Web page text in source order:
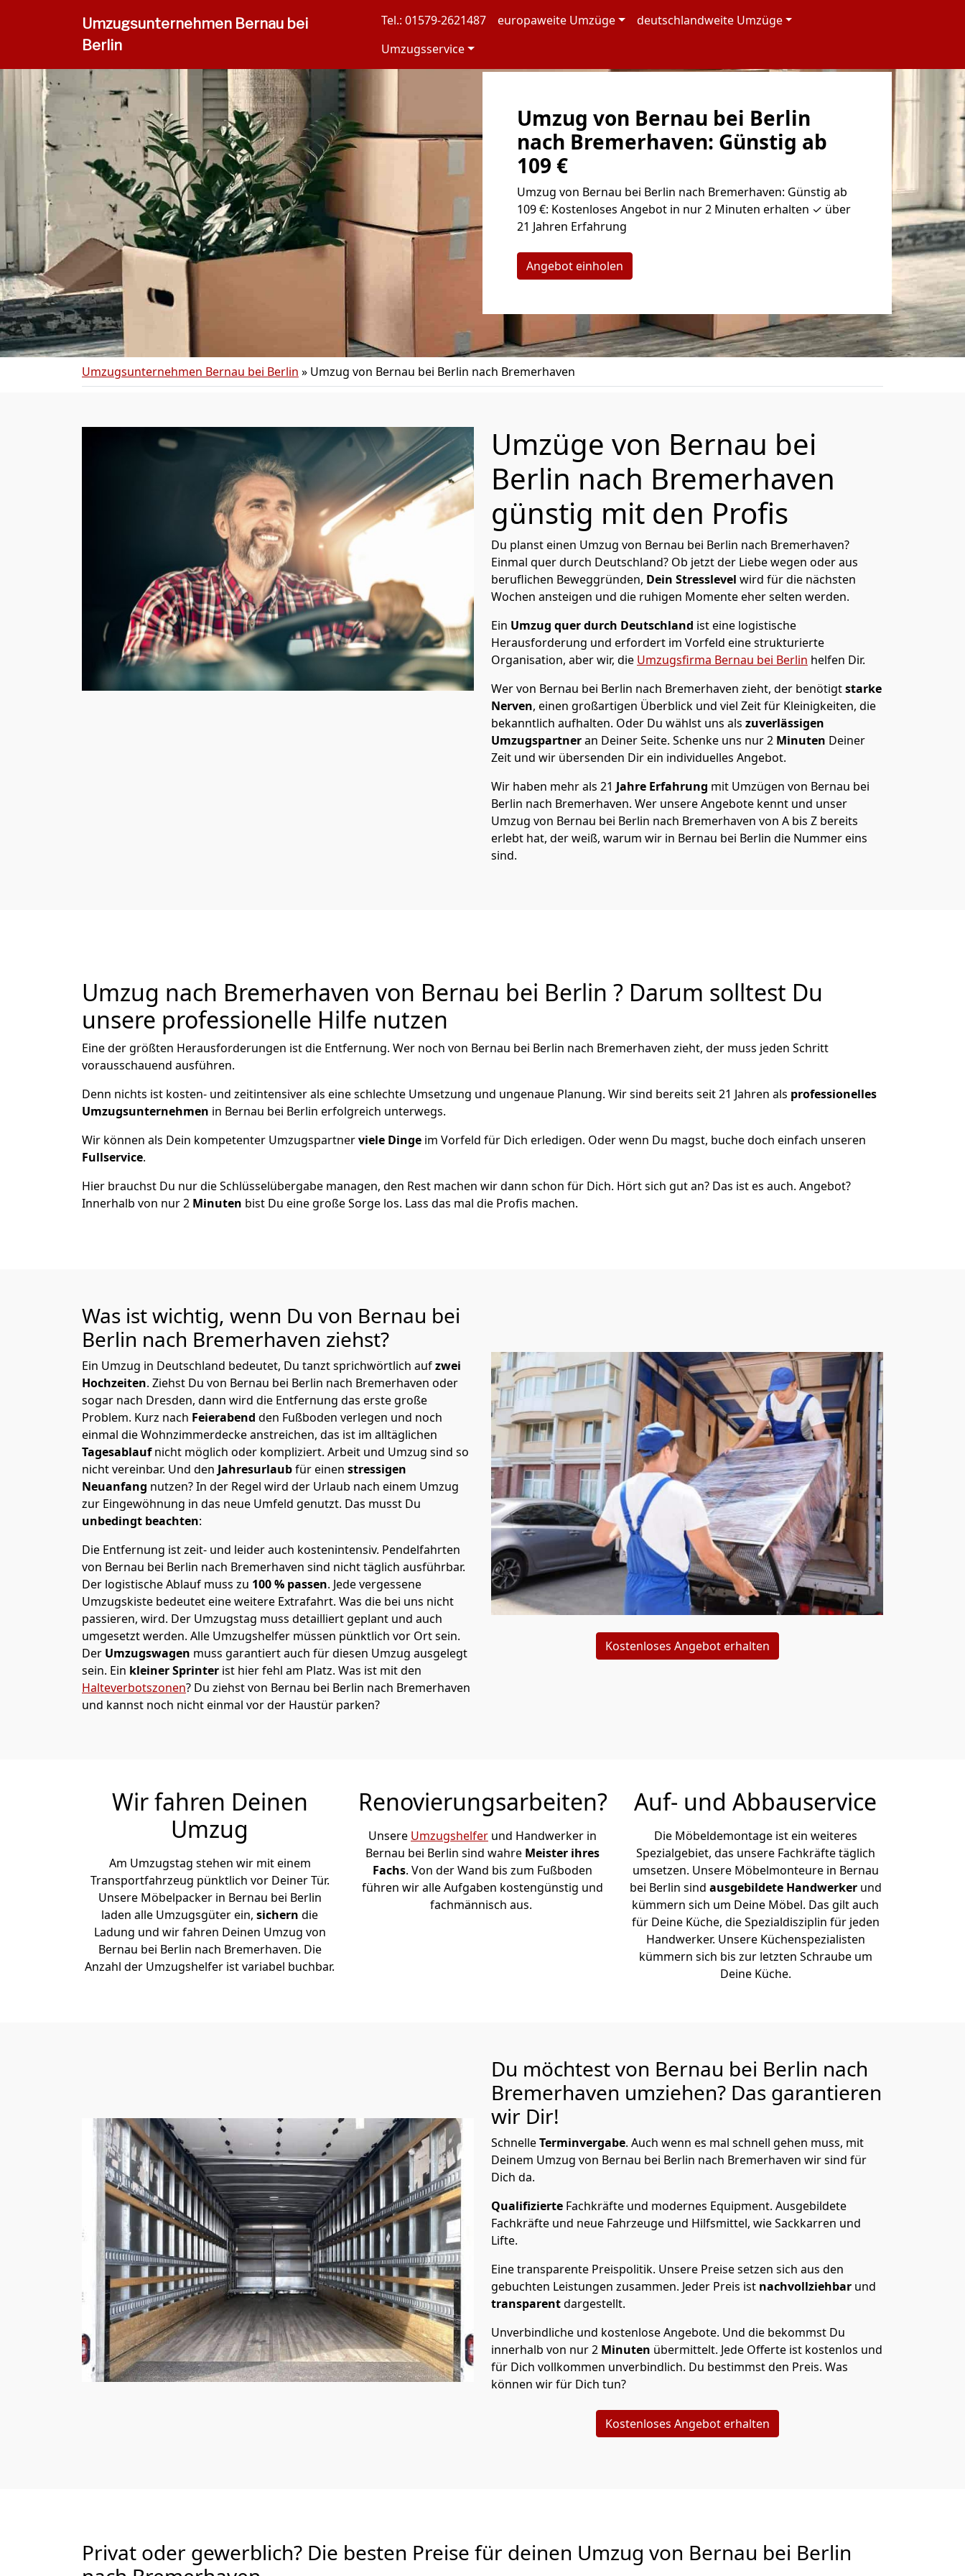
Umzugsunternehmen Bernau bei
Berlin
Tel.: 01579-2621487 europaweite Umzüge
deutschlandweite Umzüge
Umzugsservice
Umzug von Bernau bei Berlin
nach Bremer­haven: Günstig ab
109 €
Umzug von Bernau bei Berlin nach Bremer­haven: Günstig ab
109 €: Kostenloses Angebot in nur 2 Minuten erhalten ✓ über
21 Jahren Erfahrung
Angebot einholen
Umzugsunternehmen Bernau bei Berlin » Umzug von Bernau bei Berlin nach Bremer­haven
Umzüge von Bernau bei
Berlin nach Bremer­haven
günstig mit den Profis
Du planst einen Umzug von Bernau bei Berlin nach Bremer­haven?
Einmal quer durch Deutschland? Ob jetzt der Liebe wegen oder aus
beruflichen Beweggründen, Dein Stresslevel wird für die nächsten
Wochen ansteigen und die ruhigen Momente eher selten werden.
Ein Umzug quer durch Deutschland ist eine logistische
Herausforderung und erfordert im Vorfeld eine strukturierte
Organisation, aber wir, die Umzugsfirma Bernau bei Berlin helfen Dir.
Wer von Bernau bei Berlin nach Bremer­haven zieht, der benötigtstarke
Nerven, einen großartigen Überblick und viel Zeit für Kleinigkeiten, die
bekanntlich aufhalten. Oder Du wählst uns als zuverlässigen
Umzugspartneran Deiner Seite. Schenke uns nur2 Minuten Deiner
Zeit und wir übersenden Dir ein individuelles Angebot.
Wir haben mehr als 21 Jahre Erfahrung mit Umzügen von Bernau bei
Berlin nach Bremer­haven. Wer unsere Angebote kennt und unser
Umzug von Bernau bei Berlin nach Bremer­haven von A bis Z bereits
erlebt hat, der weiß, warum wir in Bernau bei Berlin die Nummer eins
sind.
Umzug nach Bremer­haven von Bernau bei Berlin ? Darum solltest Du
unsere professionelle Hilfe nutzen
Eine der größten Herausforderungen ist die Entfernung. Wer noch von Bernau bei Berlin nach Bremer­haven zieht, der muss jeden Schritt
vorausschauend ausführen.
Denn nichts ist kosten- und zeitintensiver als eine schlechte Umsetzung und ungenaue Planung. Wir sind bereits seit 21 Jahren als professionelles
Umzugsunternehmen in Bernau bei Berlin erfolgreich unterwegs.
Wir können als Dein kompetenter Umzugspartnerviele Dinge im Vorfeld für Dich erledigen. Oder wenn Du magst, buche doch einfach unseren
Fullservice.
Hier brauchst Du nur die Schlüsselübergabe managen, den Rest machen wir dann schon für Dich. Hört sich gut an? Das ist es auch. Angebot?
Innerhalb von nur 2 Minuten bist Du eine große Sorge los. Lass das mal die Profis machen.
Was ist wichtig, wenn Du von Bernau bei
Berlin nach Bremer­haven ziehst?
Ein Umzug in Deutschland bedeutet, Du tanzt sprichwörtlich aufzwei
Hochzeiten. Ziehst Du von Bernau bei Berlin nach Bremer­haven oder
sogar nach Dresden, dann wird die Entfernung das erste große
Problem. Kurz nach Feierabend den Fußboden verlegen und noch
einmal die Wohnzimmerdecke anstreichen, das ist im alltäglichen
Tagesablaufnicht möglich oder kompliziert. Arbeit und Umzug sind so
nicht vereinbar. Und den Jahresurlaubfür einen stressigen
Neuanfang nutzen? In der Regel wird der Urlaub nach einem Umzug
zur Eingewöhnung in das neue Umfeld genutzt. Das musst Du
unbedingt beachten:
Die Entfernung ist zeit- und leider auch kostenintensiv. Pendelfahrten
von Bernau bei Berlin nach Bremer­haven sind nicht täglich ausführbar.
Der logistische Ablauf muss zu 100 % passen. Jede vergessene
Umzugskiste bedeutet eine weitere Extrafahrt. Was die bei uns nicht
passieren, wird. Der Umzugstag muss detailliert geplant und auch
umgesetzt werden. Alle Umzugshelfer müssen pünktlich vor Ort sein.
Der Umzugswagen muss garantiert auch für diesen Umzug ausgelegt
sein. Ein kleiner Sprinter ist hier fehl am Platz. Was ist mit den
Halteverbotszonen? Du ziehst von Bernau bei Berlin nach Bremer­haven
und kannst noch nicht einmal vor der Haustür parken?
Kostenloses Angebot erhalten
Wir fahren Deinen
Umzug
Am Umzugstag stehen wir mit einem
Transportfahrzeug pünktlich vor Deiner Tür.
Unsere Möbelpacker in Bernau bei Berlin
laden alle Umzugsgüter ein, sichern die
Ladung und wir fahren Deinen Umzug von
Bernau bei Berlin nach Bremer­haven. Die
Anzahl der Umzugshelfer ist variabel buchbar.
Renovierungsarbeiten?
Unsere Umzugshelfer und Handwerker in
Bernau bei Berlin sind wahre Meister ihres
Fachs. Von der Wand bis zum Fußboden
führen wir alle Aufgaben kostengünstig und
fachmännisch aus.
Auf- und Abbauservice
Die Möbeldemontage ist ein weiteres
Spezialgebiet, das unsere Fachkräfte täglich
umsetzen. Unsere Möbelmonteure in Bernau
bei Berlin sind ausgebildete Handwerker und
kümmern sich um Deine Möbel. Das gilt auch
für Deine Küche, die Spezialdisziplin für jeden
Handwerker. Unsere Küchenspezialisten
kümmern sich bis zur letzten Schraube um
Deine Küche.
Du möchtest von Bernau bei Berlin nach
Bremer­haven umziehen? Das garantieren
wir Dir!
SchnelleTerminvergabe. Auch wenn es mal schnell gehen muss, mit
Deinem Umzug von Bernau bei Berlin nach Bremer­haven wir sind für
Dich da.
Qualifizierte Fachkräfte und modernes Equipment. Ausgebildete
Fachkräfte und neue Fahrzeuge und Hilfsmittel, wie Sackkarren und
Lifte.
Eine transparente Preispolitik. Unsere Preise setzen sich aus den
gebuchten Leistungen zusammen. Jeder Preis ist nachvollziehbar und
transparentdargestellt.
Unverbindliche und kostenlose Angebote. Und die bekommst Du
innerhalb von nur2 Minuten übermittelt. Jede Offerte ist kostenlos und
für Dich vollkommen unverbindlich. Du bestimmst den Preis. Was
können wir für Dich tun?
Kostenloses Angebot erhalten
Privat oder gewerblich? Die besten Preise für deinen Umzug von Bernau bei Berlin